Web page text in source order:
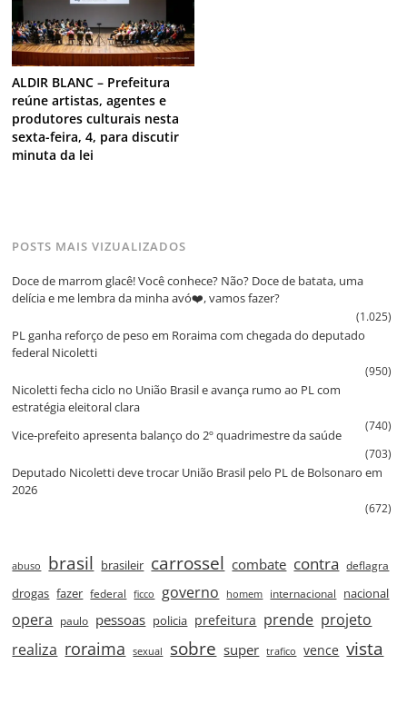
ALDIR BLANC – Prefeitura
reúne artistas, agentes e
produtores culturais nesta
sexta-feira, 4, para discutir
minuta da lei
POSTS MAIS VIZUALIZADOS
Doce de marrom glacê! Você conhece? Não? Doce de batata, uma
delícia e me lembra da minha avó❤️, vamos fazer?
(1.025)
PL ganha reforço de peso em Roraima com chegada do deputado
federal Nicoletti
(950)
Nicoletti fecha ciclo no União Brasil e avança rumo ao PL com
estratégia eleitoral clara
(740)
Vice‑prefeito apresenta balanço do 2º quadrimestre da saúde
(703)
Deputado Nicoletti deve trocar União Brasil pelo PL de Bolsonaro em
2026
(672)
abuso brasil brasileir carrossel combate contra deflagra
drogas fazer federal ficco governo homem internacional nacional
opera paulo pessoas policia prefeitura prende projeto
realiza roraima sexual sobre super trafico vence vista